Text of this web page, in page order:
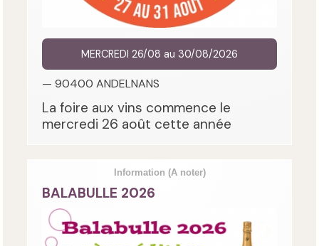
MERCREDI 26/08 au 30/08/2026
— 90400 ANDELNANS
La foire aux vins commence le
mercredi 26 août cette année
Information (A noter)
BALABULLE 2026